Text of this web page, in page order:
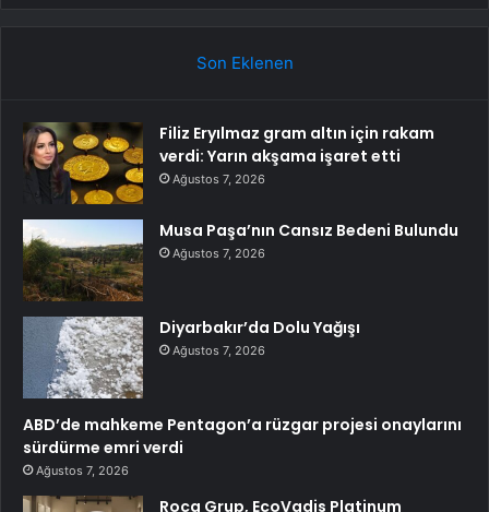
Son Eklenen
Filiz Eryılmaz gram altın için rakam
verdi: Yarın akşama işaret etti
Ağustos 7, 2026
Musa Paşa’nın Cansız Bedeni Bulundu
Ağustos 7, 2026
Diyarbakır’da Dolu Yağışı
Ağustos 7, 2026
ABD’de mahkeme Pentagon’a rüzgar projesi onaylarını
sürdürme emri verdi
Ağustos 7, 2026
Roca Grup, EcoVadis Platinum